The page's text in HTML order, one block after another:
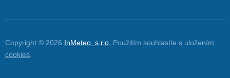
Copyright © 2026 InMeteo, s.r.o. Použitím souhlasíte s uložením
cookies